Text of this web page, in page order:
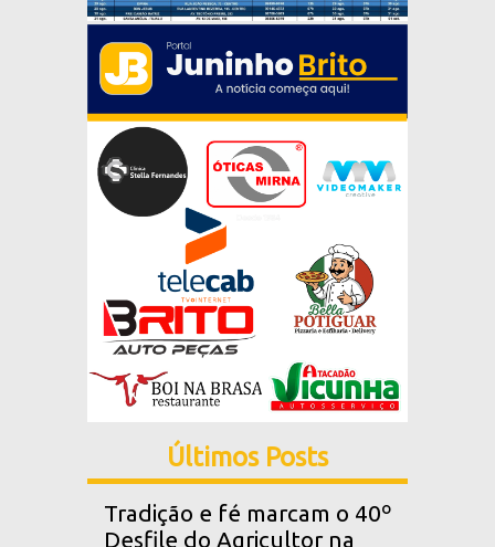
Últimos Posts
Tradição e fé marcam o 40º
Desfile do Agricultor na